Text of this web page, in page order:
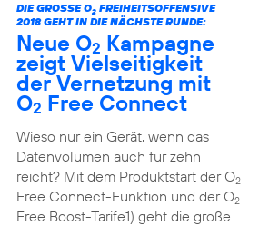
DIE GROSSE O 2FREIHEITSOFFENSIVE
2018 GEHT IN DIE NÄCHSTE RUNDE:
Neue O2 Kampagne
zeigt Vielseitigkeit
der Vernetzung mit
O2 Free Connect
Wieso nur ein Gerät, wenn das
Datenvolumen auch für zehn
reicht? Mit dem Produktstart der O2
Free Connect-Funktion und der O2
Free Boost-Tarife1) geht die große